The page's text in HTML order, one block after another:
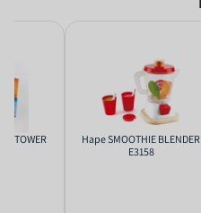
Hape SMOOTHIE BLENDER
E3158
TOWER